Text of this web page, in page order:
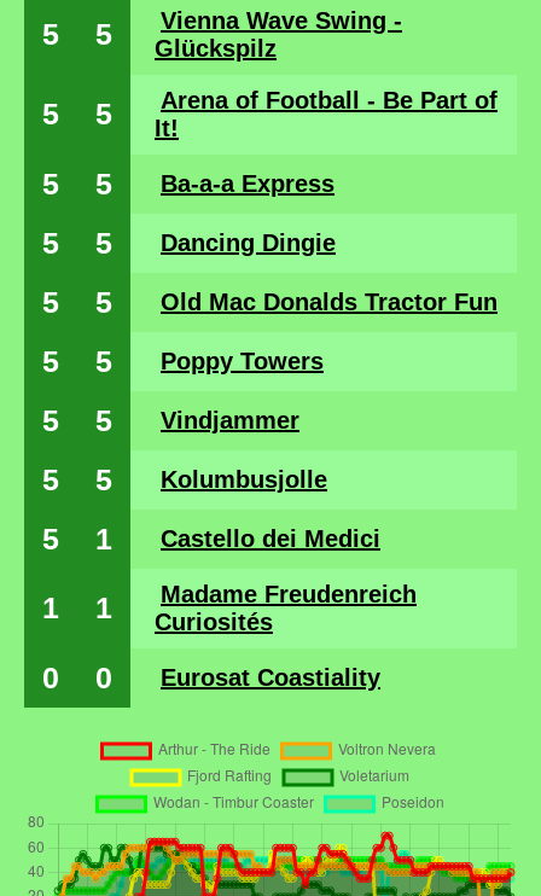
5 5
Vienna Wave Swing -
Glückspilz
5 5
Arena of Football - Be Part of
It!
5 5 Ba-a-a Express
5 5 Dancing Dingie
5 5 Old Mac Donalds Tractor Fun
5 5 Poppy Towers
5 5 Vindjammer
5 5 Kolumbusjolle
5 1 Castello dei Medici
1 1
Madame Freudenreich
Curiosités
0 0 Eurosat Coastiality